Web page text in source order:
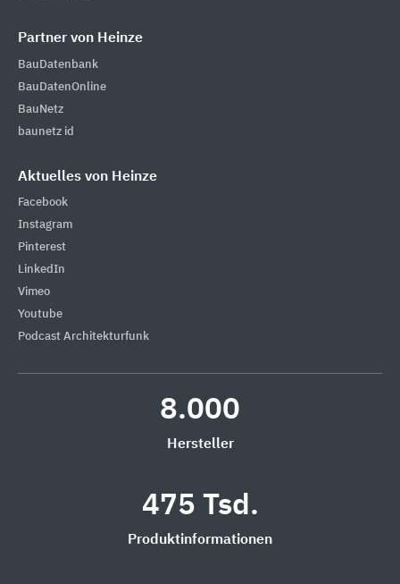
Partner von Heinze
BauDatenbank
BauDatenOnline
BauNetz
baunetz id
Aktuelles von Heinze
Facebook
Instagram
Pinterest
LinkedIn
Vimeo
Youtube
Podcast Architekturfunk
8.000
Hersteller
475 Tsd.
Produktinformationen